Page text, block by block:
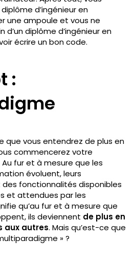
d’ingénieur en
une ampoule et vous ne
d’un diplôme d’ingénieur en
écrire un bon code.
:
que vous entendrez de plus en
commencerez votre
fur et à mesure que les
évoluent, leurs
fonctionnalités disponibles
et attendues par les
qu’au fur et à mesure que
ils deviennent de plus en
aux autres. Mais qu’est-ce que
» ?